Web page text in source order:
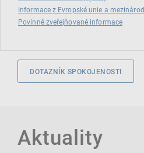
Informace z Evropské unie a
Povinně zveřejňované informace
DOTAZNÍK SPOKOJENOSTI
Aktuality